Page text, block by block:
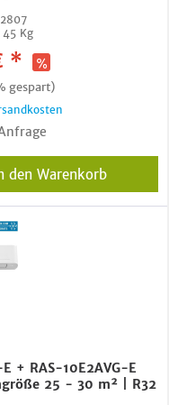
45 Kg
*
gespart)
den Warenkorb
+ RAS-10E2AVG-E
25 - 30 m² | R32